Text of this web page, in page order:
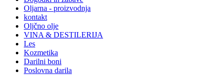
Oljarna - proizvodnja
kontakt
Oljčno olje
VINA & DESTILERIJA
Les
Kozmetika
Darilni boni
Poslovna darila